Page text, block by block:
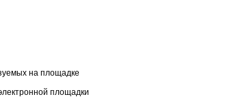
на площадке
площадки